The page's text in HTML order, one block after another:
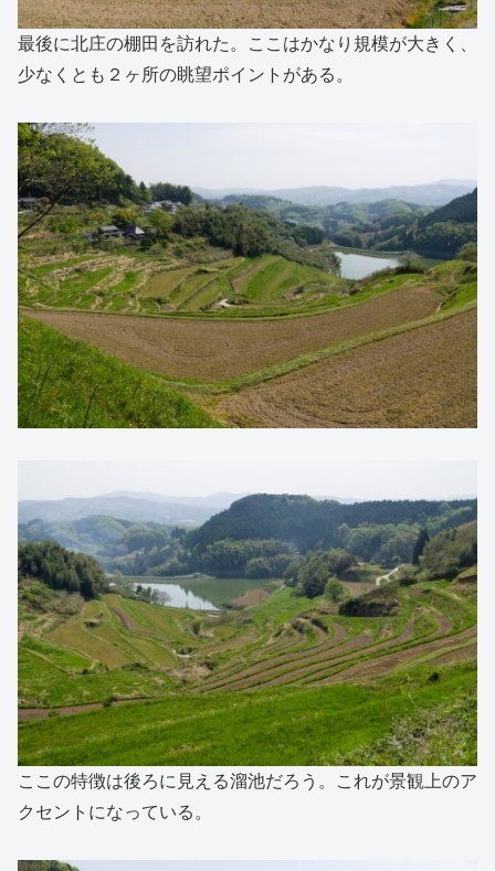
最後に北庄の棚田を訪れた。ここはかなり規模が大きく、
少なくとも２ヶ所の眺望ポイントがある。
ここの特徴は後ろに見える溜池だろう。これが景観上のア
クセントになっている。